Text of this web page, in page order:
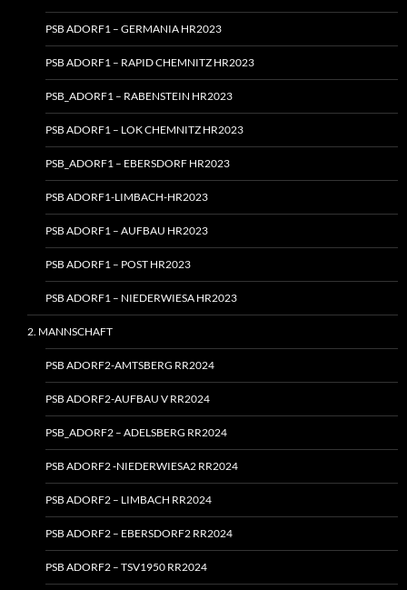
PSB ADORF1 – GERMANIA HR2023
PSB ADORF1 – RAPID CHEMNITZ HR2023
PSB_ADORF1 – RABENSTEIN HR2023
PSB ADORF1 – LOK CHEMNITZ HR2023
PSB_ADORF1 – EBERSDORF HR2023
PSB ADORF1-LIMBACH-HR2023
PSB ADORF1 – AUFBAU HR2023
PSB ADORF1 – POST HR2023
PSB ADORF1 – NIEDERWIESA HR2023
2. MANNSCHAFT
PSB ADORF2-AMTSBERG RR2024
PSB ADORF2-AUFBAU V RR2024
PSB_ADORF2 – ADELSBERG RR2024
PSB ADORF2 ‑NIEDERWIESA2 RR2024
PSB ADORF2 – LIMBACH RR2024
PSB ADORF2 – EBERSDORF2 RR2024
PSB ADORF2 – TSV1950 RR2024